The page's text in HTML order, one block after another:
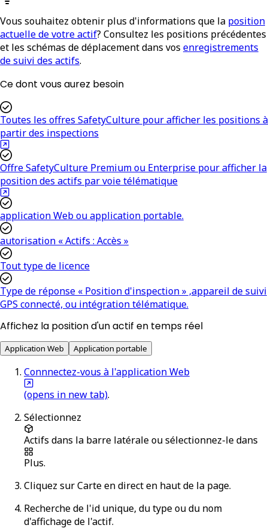
Vous souhaitez obtenir plus d'informations que la position
actuelle de votre actif? Consultez les positions précédentes
et les schémas de déplacement dans vos enregistrements
de suivi des actifs.
Ce dont vous aurez besoin
Toutes les offres SafetyCulture pour afficher les positions à
partir des inspections
Offre SafetyCulture Premium ou Enterprise pour afficher la
position des actifs par voie télématique
application Web ou application portable.
autorisation « Actifs : Accès »
Tout type de licence
Type de réponse « Position d'inspection » ,appareil de suivi
GPS connecté, ou intégration télématique.
Affichez la position d'un actif en temps réel
Application Web Application portable
Connnectez-vous à l'application Web
(opens in new tab).
Sélectionnez
Actifs dans la barre latérale ou sélectionnez-le dans
Plus.
Cliquez surCarte en directen haut de la page.
Recherche de l'id unique, du type ou du nom
d'affichage de l'actif.